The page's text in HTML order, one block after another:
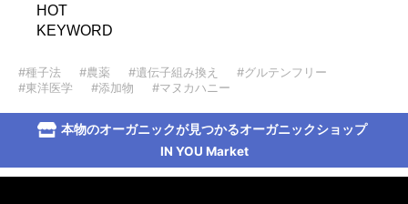
HOT
KEYWORD
#種子法 #農薬 #遺伝子組み換え
#グルテンフリー
#東洋医学
#添加物 #マヌカハニー
本物のオーガニックが見つかるオーガニックショップ
IN YOU Market